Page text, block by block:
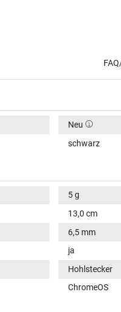
Neu
schwarz
5 g
13,0 cm
6,5 mm
ja
Hohlstecker
ChromeOS